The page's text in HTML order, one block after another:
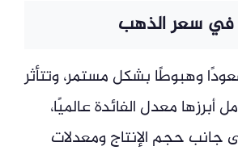
في سعر الذهب
وهبوطًا بشكل مستمر، وتتأثر
أبرزها معدل الفائدة عالميًا،
جانب حجم الإنتاج ومعدلات